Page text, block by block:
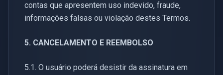
contas que apresentem uso indevido, fraude,
informações falsas ou violação destes Termos.
5. CANCELAMENTO E REEMBOLSO
5.1. O usuário poderá desistir da assinatura em